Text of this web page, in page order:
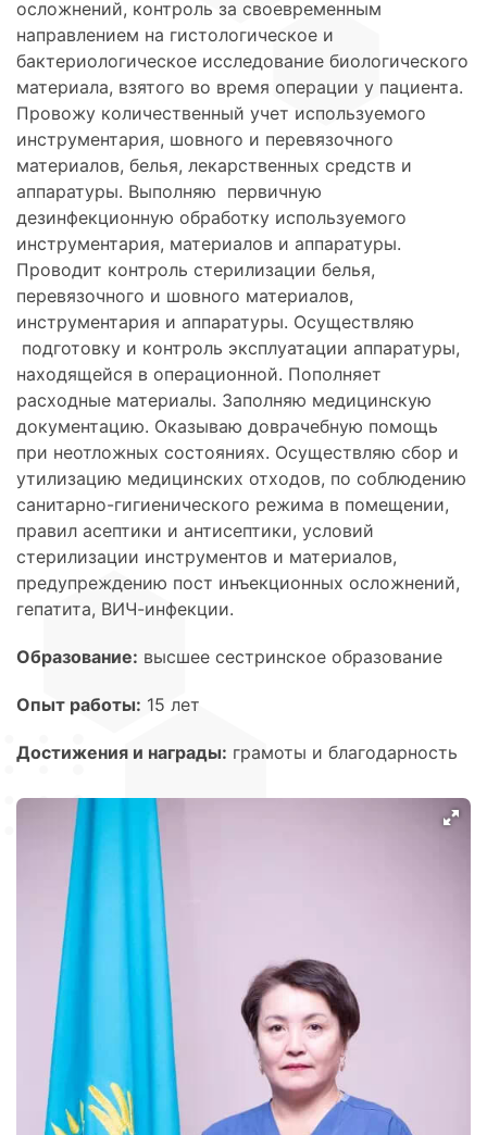
осложнений, контроль за своевременным
направлением на гистологическое и
бактериологическое исследование биологического
материала, взятого во время операции у пациента.
Провожу количественный учет используемого
инструментария, шовного и перевязочного
материалов, белья, лекарственных средств и
аппаратуры. Выполняю первичную
дезинфекционную обработку используемого
инструментария, материалов и аппаратуры.
Проводит контроль стерилизации белья,
перевязочного и шовного материалов,
инструментария и аппаратуры. Осуществляю
подготовку и контроль эксплуатации аппаратуры,
находящейся в операционной. Пополняет
расходные материалы. Заполняю медицинскую
документацию. Оказываю доврачебную помощь
при неотложных состояниях. Осуществляю сбор и
утилизацию медицинских отходов, по соблюдению
санитарно-гигиенического режима в помещении,
правил асептики и антисептики, условий
стерилизации инструментов и материалов,
предупреждению пост инъекционных осложнений,
гепатита, ВИЧ-инфекции.
Образование: высшее сестринское образование
Опыт работы: 15 лет
Достижения и награды: грамоты и благодарность